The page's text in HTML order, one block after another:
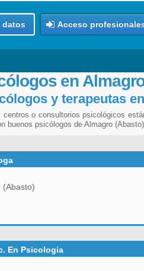
datos Acceso
en
y terapeutas
o consultorios psicológicos
buenos psicólogos de Almagro
En Psicologia